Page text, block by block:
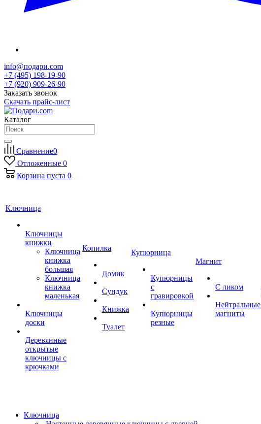
info@подари.com
+7 (495) 198-19-90
+7 (920) 909-26-90
Заказать звонок
Скачать прайс-лист
Каталог
Сравнение0
Отложенные 0
Корзина пуста 0
Ключница
Ключницы
книжки
Ключница
книжка
большая
Ключница
книжка
маленькая
Ключницы
доски
Деревянные
открытые
ключницы с
крючками
Копилка
Домик
Сундук
Книжка
Туалет
Купюрница
Купюрницы
с
гравировкой
Купюрницы
резные
Магнит
С ликом
Нейтральные
магниты
Ключница